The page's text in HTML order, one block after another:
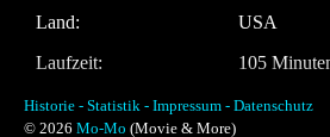
Land:
USA
Laufzeit:
105
Regie
Martin Brest
Historie - Statistik - Impressum - Datenschutz
© 2026 Mo-Mo (Movie & More)